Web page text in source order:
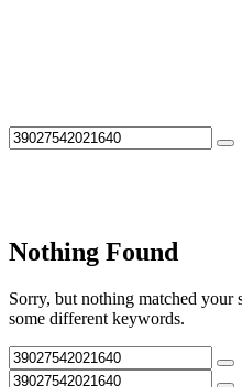
Nothing Found
Sorry, but nothing matched your
some different keywords.